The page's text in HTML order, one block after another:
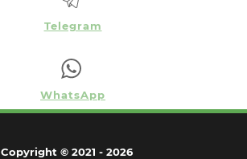
Telegram
WhatsApp
Copyright © 2021 - 2026